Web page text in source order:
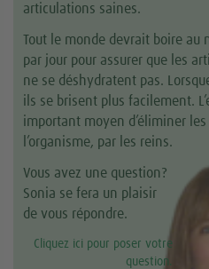
articulations saines.
Tout le monde devrait boire au
par jour pour assurer que les
ne se déshydratent pas.
ils se brisent plus facilement.
important moyen d’éliminer
l’organisme, par les reins.
Vous avez une question?
Sonia se fera un plaisir
de vous répondre.
Cliquez ici pour poser votre
question.